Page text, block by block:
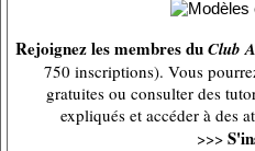
Rejoignez les membres duClub
750 inscriptions). Vous
gratuites ou consulter des
expliqués et accéder à des
>>>